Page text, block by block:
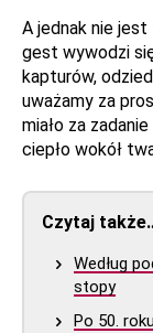
A jednak nie
gest wywodzi
kapturów,
uważamy za
miało za
ciepło wokół
Czytaj
Według
stopy
Po 50.